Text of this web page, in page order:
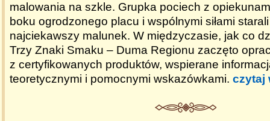
malowania na szkle. Grupka pociech z
boku ogrodzonego placu i wspólnymi siłami
najciekawszy malunek. W międzyczasie, jak co
Trzy Znaki Smaku – Duma Regionu zaczęto
z certyfikowanych produktów, wspierane
teoretycznymi i pomocnymi wskazówkami. czytaj